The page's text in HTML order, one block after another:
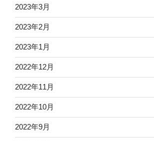
2023年3月
2023年2月
2023年1月
2022年12月
2022年11月
2022年10月
2022年9月